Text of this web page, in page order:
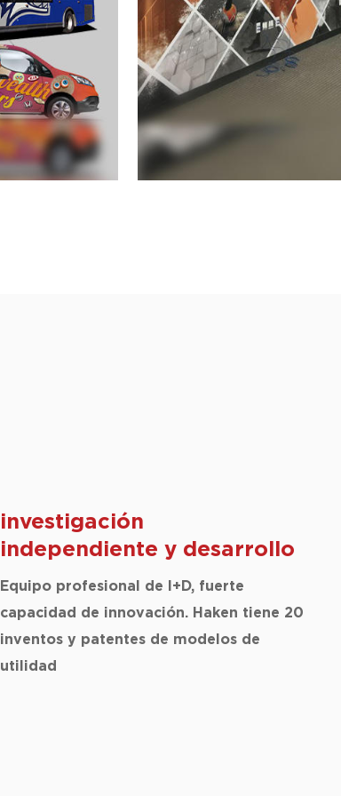
investigación
independiente y desarrollo
Equipo profesional de I+D, fuerte
capacidad de innovación. Haken tiene 20
inventos y patentes de modelos de
utilidad